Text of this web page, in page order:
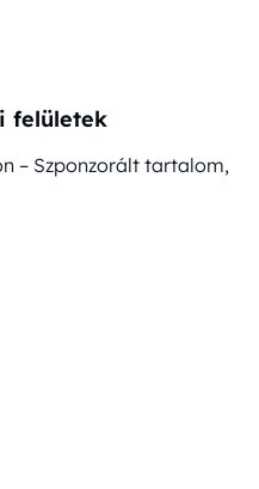
felületek
– Szponzorált tartalom,